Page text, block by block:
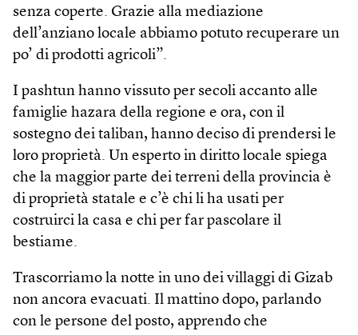
senza coperte. Grazie alla mediazione
dell’anziano locale abbiamo potuto recuperare un
po’ di prodotti agricoli”.
I pashtun hanno vissuto per secoli accanto alle
famiglie hazara della regione e ora, con il
sostegno dei taliban, hanno deciso di prendersi le
loro proprietà. Un esperto in diritto locale spiega
che la maggior parte dei terreni della provincia è
di proprietà statale e c’è chi li ha usati per
costruirci la casa e chi per far pascolare il
bestiame.
Trascorriamo la notte in uno dei villaggi di Gizab
non ancora evacuati. Il mattino dopo, parlando
con le persone del posto, apprendo che